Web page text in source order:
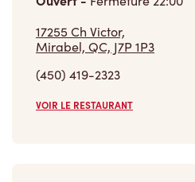
17255 Ch Victor,
Mirabel, QC, J7P 1P3
(450) 419-2323
VOIR LE RESTAURANT